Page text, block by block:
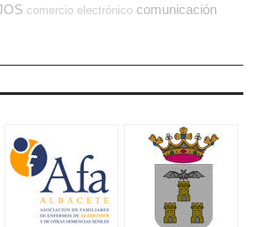
comercio electrónico comunicación